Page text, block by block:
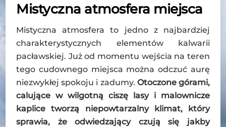
Mistyczna atmosfera miejsca
Mistyczna atmosfera to jedno z najbardziej
charakterystycznych elementów kalwarii
pacławskiej. Już od momentu wejścia na teren
tego cudownego miejsca można odczuć aurę
niezwykłej spokoju i zadumy. Otoczone górami,
calujące w wilgotną ciszę lasy i malownicze
kaplice tworzą niepowtarzalny klimat, który
sprawia, że odwiedzający czują się jakby